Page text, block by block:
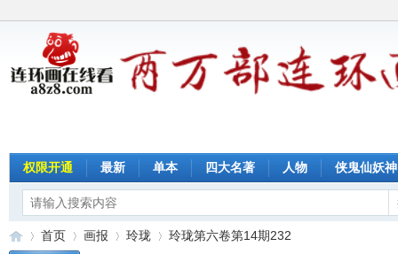
权限开通 最新 单本 四大名著 人物 侠鬼仙妖神
首页 画报 玲珑 玲珑第六卷第14期232